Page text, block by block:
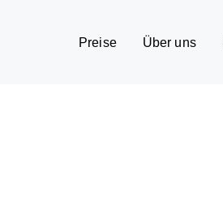
Preise Über uns